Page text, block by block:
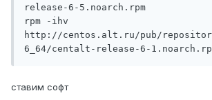
release-6-5.noarch.rpm
rpm -ihv
http://centos.alt.ru/pub/
ставим софт